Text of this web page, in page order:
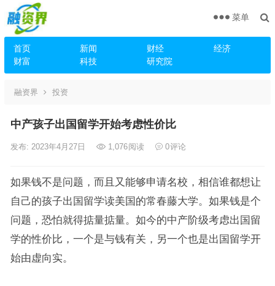
首页 新闻 财经
经济
财富
科技 研究院
菜单
融资界 投资
中产孩子出国留学开始考虑性价比
发布: 2023年4月27日 1,076阅读 0评论
如果钱不是问题，而且又能够申请名校，相信谁都想让
自己的孩子出国留学读美国的常春藤大学。如果钱是个
问题，恐怕就得掂量掂量。如今的中产阶级考虑出国留
学的性价比，一个是与钱有关，另一个也是出国留学开
始由虚向实。